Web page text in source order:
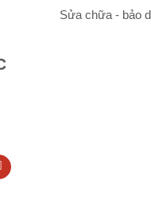
Sửa chữa - bảo